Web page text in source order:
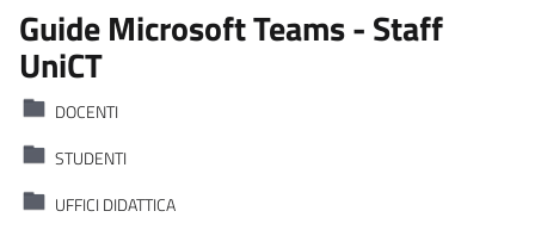
Guide Microsoft Teams - Staff
UniCT
DOCENTI
STUDENTI
UFFICI DIDATTICA